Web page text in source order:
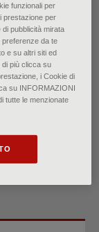
Dargel, Dr.ssa
funzionali per
prestazione per
pubblicità mirata
preferenze da te
e su altri siti ed
di più clicca su
i Cookie di
su INFORMAZIONI
tutte le menzionate